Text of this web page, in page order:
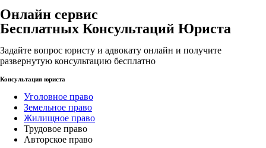
Онлайн сервис
Бесплатных Консультаций Юриста
Задайте вопрос юристу и адвокату онлайн и получите
развернутую консультацию бесплатно
Консультация юриста
Уголовное право
Земельное право
Жилищное право
Трудовое право
Авторское право